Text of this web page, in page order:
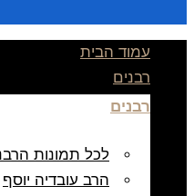
עמוד הבית
רבנים
רבנים
לכל תמונות
הרב עובדיה יוסף